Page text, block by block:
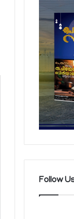
Follow